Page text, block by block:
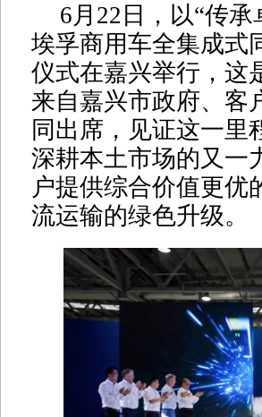
6月22日，以“传
埃孚商用车全集成式
仪式在嘉兴举行，这
来自嘉兴市政府、客
同出席，见证这一里
深耕本土市场的又一
户提供综合价值更优
流运输的绿色升级。